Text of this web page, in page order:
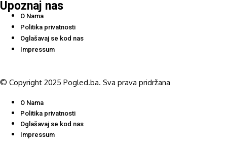
Upoznaj nas
O Nama
Politika privatnosti
Oglašavaj se kod nas
Impressum
© Copyright 2025 Pogled.ba. Sva prava pridržana
O Nama
Politika privatnosti
Oglašavaj se kod nas
Impressum